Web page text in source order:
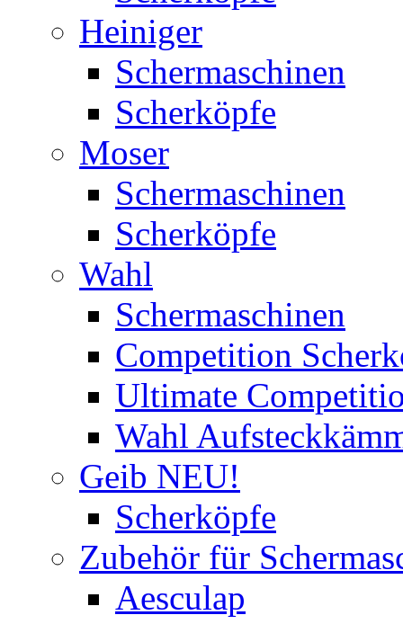
Heiniger
Schermaschinen
Scherköpfe
Moser
Schermaschinen
Scherköpfe
Wahl
Schermaschinen
Competition
Ultimate
Wahl
Geib NEU!
Scherköpfe
Zubehör für
Aesculap